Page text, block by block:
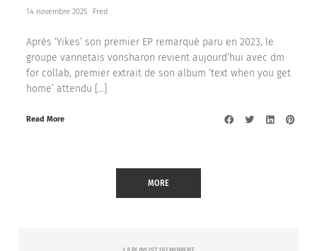
14 novembre 2025 Fred
Après ‘Yikes’ son premier EP remarqué paru en 2023, le
groupe vannetais vonsharon revient aujourd’hui avec dm
for collab, premier extrait de son album ‘text when you get
home’ attendu […]
Read More
MORE